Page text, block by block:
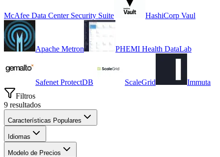
McAfee Data Center Security Suite HashiCorp Vaul
Apache Metron PHEMI Health DataLab
Safenet ProtectDB ScaleGrid
Immuta
Filtros
9 resultados
Características Populares
Idiomas
Modelo de Precios